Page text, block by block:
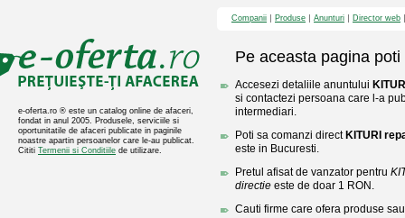
e-oferta.ro ® este un catalog online de afaceri,
fondat in anul 2005. Produsele, serviciile si
oportunitatile de afaceri publicate in paginile
noastre apartin persoanelor care le-au publicat.
Cititi Termenii si Conditiile de utilizare.
Companii Produse Anunturi Director web
Pe aceasta pagina poti
Accesezi detaliile anuntului
si contactezi persoana care l-a
intermediari.
Poti sa comanzi direct KITURI
este in Bucuresti.
Pretul afisat de vanzator pentru
directie este de doar 1 RON.
Cauti firme care ofera produse